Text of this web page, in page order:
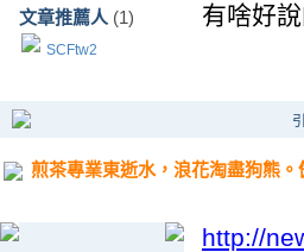
文章推薦人 (1)
SCFtw2
有啥好
煎茶專業東逝水，浪花淘盡狗熊
http://